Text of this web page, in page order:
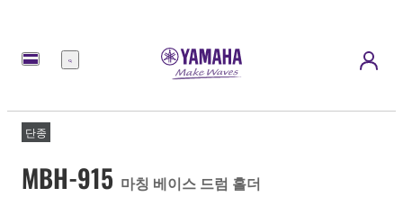
메
단종
MBH-915 마칭 베이스 드럼 홀더